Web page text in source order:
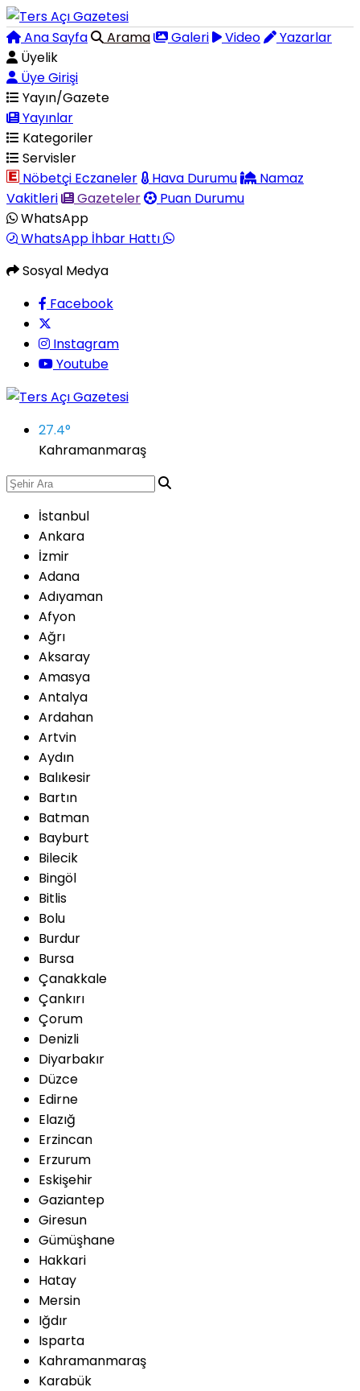
Ana Sayfa Arama Galeri Video
Yazarlar
Üyelik
Üye Girişi
Yayın/Gazete
Yayınlar
Kategoriler
Servisler
Nöbetçi Eczaneler
Hava Durumu
Namaz
Vakitleri
Gazeteler
Puan Durumu
WhatsApp
WhatsApp İhbar Hattı
Sosyal Medya
Facebook
Instagram
Youtube
27.4°
Kahramanmaraş
İstanbul
Ankara
İzmir
Adana
Adıyaman
Afyon
Ağrı
Aksaray
Amasya
Antalya
Ardahan
Artvin
Aydın
Balıkesir
Bartın
Batman
Bayburt
Bilecik
Bingöl
Bitlis
Bolu
Burdur
Bursa
Çanakkale
Çankırı
Çorum
Denizli
Diyarbakır
Düzce
Edirne
Elazığ
Erzincan
Erzurum
Eskişehir
Gaziantep
Giresun
Gümüşhane
Hakkari
Hatay
Mersin
Iğdır
Isparta
Kahramanmaraş
Karabük